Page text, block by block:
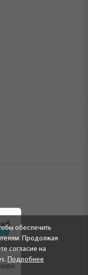
обеспечить
Продолжая
согласие на
Подробнее